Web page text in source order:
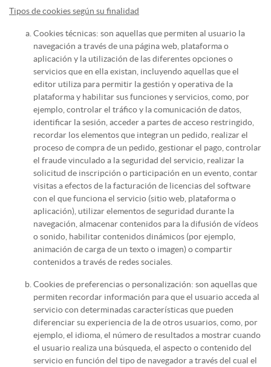
Tipos de cookies según su finalidad
Cookies técnicas: son aquellas que permiten al usuario la
navegación a través de una página web, plataforma o
aplicación y la utilización de las diferentes opciones o
servicios que en ella existan, incluyendo aquellas que el
editor utiliza para permitir la gestión y operativa de la
plataforma y habilitar sus funciones y servicios, como, por
ejemplo, controlar el tráfico y la comunicación de datos,
identificar la sesión, acceder a partes de acceso restringido,
recordar los elementos que integran un pedido, realizar el
proceso de compra de un pedido, gestionar el pago, controlar
el fraude vinculado a la seguridad del servicio, realizar la
solicitud de inscripción o participación en un evento, contar
visitas a efectos de la facturación de licencias del software
con el que funciona el servicio (sitio web, plataforma o
aplicación), utilizar elementos de seguridad durante la
navegación, almacenar contenidos para la difusión de vídeos
o sonido, habilitar contenidos dinámicos (por ejemplo,
animación de carga de un texto o imagen) o compartir
contenidos a través de redes sociales.
Cookies de preferencias o personalización: son aquellas que
permiten recordar información para que el usuario acceda al
servicio con determinadas características que pueden
diferenciar su experiencia de la de otros usuarios, como, por
ejemplo, el idioma, el número de resultados a mostrar cuando
el usuario realiza una búsqueda, el aspecto o contenido del
servicio en función del tipo de navegador a través del cual el